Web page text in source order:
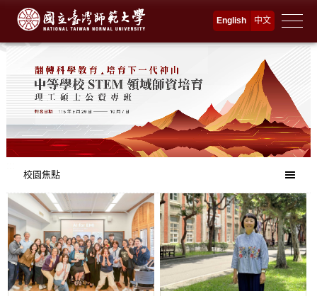
主
English 中文
校園焦點